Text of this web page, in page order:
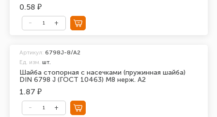
0.58 ₽
Шайба стопорная с насечками (пружинная шайба)
DIN 6798 J (ГОСТ 10463) М8 нерж. А2
Артикул: 6798J-8/А2
Ед. изм. шт.
1.87 ₽